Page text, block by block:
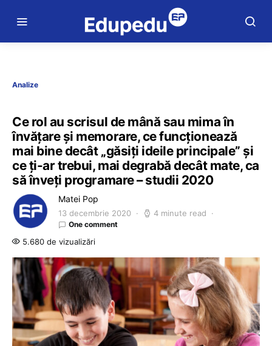
Analize
Ce rol au scrisul de mână sau mima în
învățare și memorare, ce funcționează
mai bine decât „găsiți ideile principale” și
ce ți-ar trebui, mai degrabă decât mate, ca
să înveți programare – studii 2020
Matei Pop
13 decembrie 2020 4 minute read
One comment
5.680 de vizualizări